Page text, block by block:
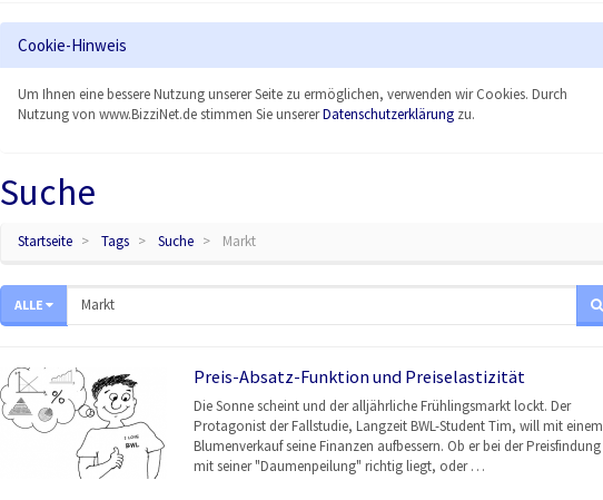
Cookie-Hinweis
Um Ihnen eine bessere Nutzung unserer Seite zu ermöglichen, verwenden wir Cookies. Durch
Nutzung von www.BizziNet.de stimmen Sie unsererDatenschutzerklärungzu.
Suche
Startseite Tags Suche Markt
ALLE
Preis-Absatz-Funktion und Preiselastizität
Die Sonne scheint und der alljährliche Frühlingsmarkt lockt. Der
Protagonist der Fallstudie, Langzeit BWL-Student Tim, will mit einem
Blumenverkauf seine Finanzen aufbessern. Ob er bei der Preisfindung
mit seiner "Daumenpeilung" richtig liegt, oder …